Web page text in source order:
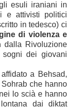
esuli iraniani in
e attivisti politici
in tedesco) ci
di violenza e
dalla Rivoluzione
dei giovani
a Behsad,
che hanno
lo scià e hanno
dai diktat